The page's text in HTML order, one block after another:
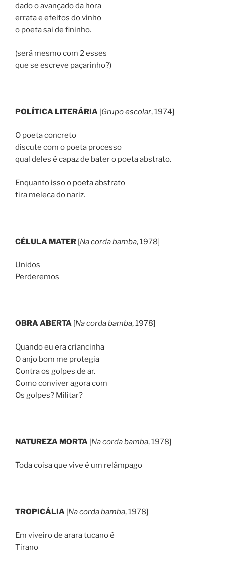
dado o avançado da hora
errata e efeitos do vinho
o poeta sai de fininho.
(será mesmo com 2 esses
que se escreve paçarinho?)
POLÍTICA LITERÁRIA [Grupo escolar, 1974]
O poeta concreto
discute com o poeta processo
qual deles é capaz de bater o poeta abstrato.
Enquanto isso o poeta abstrato
tira meleca do nariz.
CÉLULA MATER [Na corda bamba, 1978]
Unidos
Perderemos
OBRA ABERTA [Na corda bamba, 1978]
Quando eu era criancinha
O anjo bom me protegia
Contra os golpes de ar.
Como conviver agora com
Os golpes? Militar?
NATUREZA MORTA [Na corda bamba, 1978]
Toda coisa que vive é um relâmpago
TROPICÁLIA [Na corda bamba, 1978]
Em viveiro de arara tucano é
Tirano